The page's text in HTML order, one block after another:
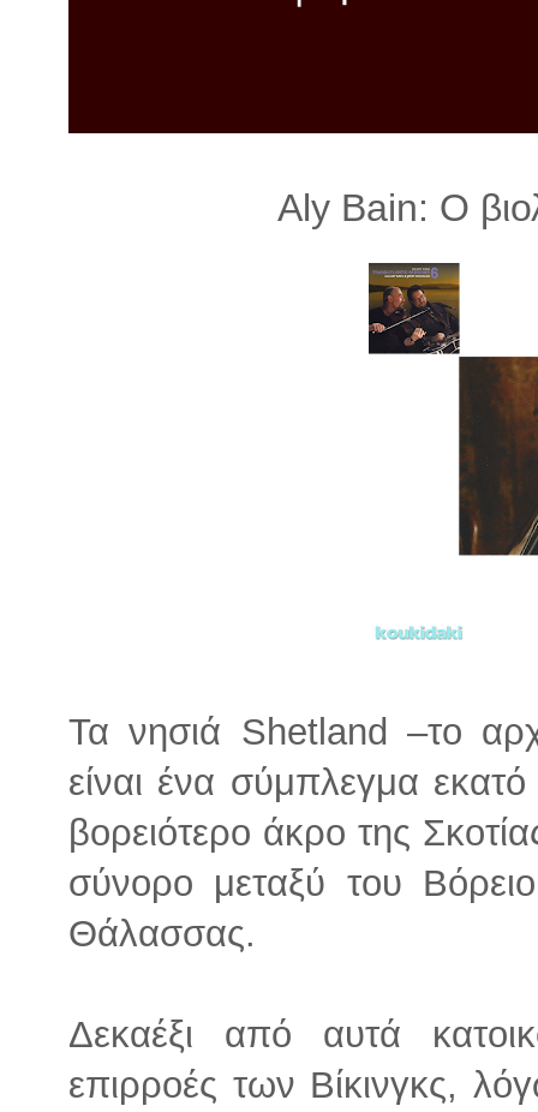
Aly Bain: Ο
Τα νησιά Shetland –το
είναι ένα σύμπλεγμα
βορειότερο άκρο της
σύνορο μεταξύ του
Θάλασσας.
Δεκαέξι από αυτά
επιρροές των Βίκινγκς,